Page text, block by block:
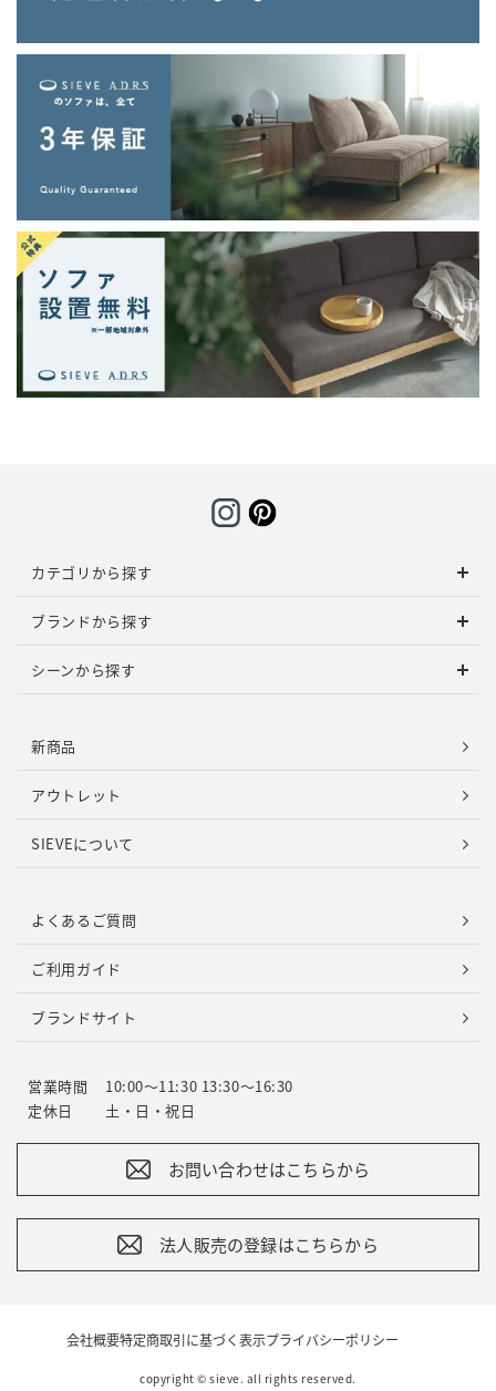
カテゴリから探す
ブランドから探す
シーンから探す
新商品
アウトレット
SIEVEについて
よくあるご質問
ご利用ガイド
ブランドサイト
営業時間
10:00～11:30 13:30～16:30
定休日
土・日・祝日
お問い合わせはこちらから
法人販売の登録はこちらから
会社概要特定商取引に基づく表示プライバシーポリシー
copyright © sieve. all rights reserved.